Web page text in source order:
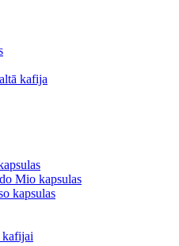
kafija
Mio kapsulas
kapsulas
kafijai